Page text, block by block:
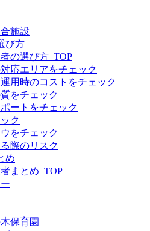
施設
び方
の選び方_TOP
応エリアをチェック
用時のコストをチェック
をチェック
ートをチェック
ク
をチェック
際のリスク
め
まとめ_TOP
保育園